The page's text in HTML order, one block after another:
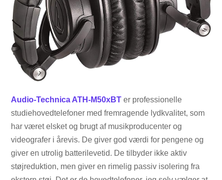
Audio-Technica ATH-M50xBT er professionelle
studiehovedtelefoner med fremragende lydkvalitet, som
har været elsket og brugt af musikproducenter og
videografer i årevis. De giver god værdi for pengene og
giver en utrolig batterilevetid. De tilbyder ikke aktiv
støjreduktion, men giver en rimelig passiv isolering fra